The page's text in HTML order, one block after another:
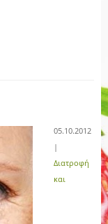
05.10.2012
|
Διατροφή
και